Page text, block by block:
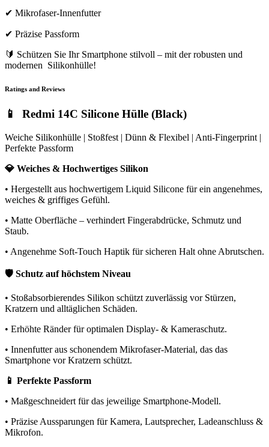
✔ Mikrofaser-Innenfutter
✔ Präzise Passform
🔰 Schützen Sie Ihr Smartphone stilvoll – mit der robusten und
modernen Silikonhülle!
Ratings and Reviews
📱 Redmi 14C Silicone Hülle (Black)
Weiche Silikonhülle | Stoßfest | Dünn & Flexibel | Anti-Fingerprint |
Perfekte Passform
💎 Weiches & Hochwertiges Silikon
• Hergestellt aus hochwertigem Liquid Silicone für ein angenehmes,
weiches & griffiges Gefühl.
• Matte Oberfläche – verhindert Fingerabdrücke, Schmutz und
Staub.
• Angenehme Soft-Touch Haptik für sicheren Halt ohne Abrutschen.
🛡️ Schutz auf höchstem Niveau
• Stoßabsorbierendes Silikon schützt zuverlässig vor Stürzen,
Kratzern und alltäglichen Schäden.
• Erhöhte Ränder für optimalen Display- & Kameraschutz.
• Innenfutter aus schonendem Mikrofaser-Material, das das
Smartphone vor Kratzern schützt.
📱 Perfekte Passform
• Maßgeschneidert für das jeweilige Smartphone-Modell.
• Präzise Aussparungen für Kamera, Lautsprecher, Ladeanschluss &
Mikrofon.